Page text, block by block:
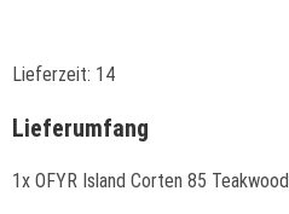
Lieferzeit: 14
Lieferumfang
1x OFYR Island Corten 85 Teakwood